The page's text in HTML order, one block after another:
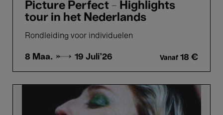
Picture Perfect - Highlights
tour in het Nederlands
Rondleiding voor individuelen
8 Maa. → 19 Juli'26 Vanaf 18 €